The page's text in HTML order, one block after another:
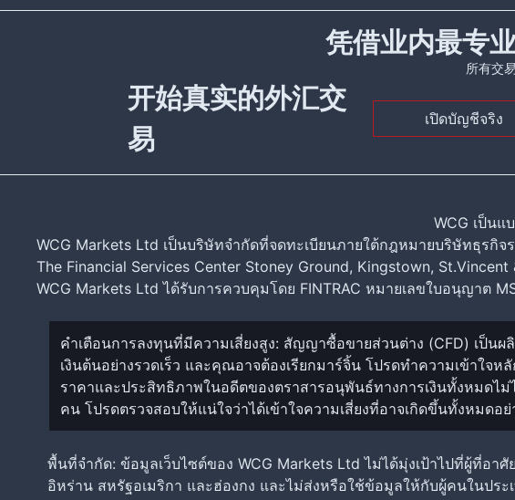
凭借业内最专
所有交
开始真实的外汇交
易
เปิดบัญชีจริง
WCG เป็น
WCG Markets Ltd เป็นบริษัทจำกัดที่จดทะเบียนภายใต้กฎหมายบริษัทธุรกิ
The Financial Services Center Stoney Ground, Kingstown, St.Vincent
WCG Markets Ltd ได้รับการควบคุมโดย FINTRAC หมายเลขใบอนุญาต
คำเตือนการลงทุนที่มีความเสี่ยงสูง: สัญญาซื้อขายส่วนต่าง (CFD) เป็
เงินต้นอย่างรวดเร็ว และคุณอาจต้องเรียกมาร์จิ้น โปรดทำความเข้าใ
ราคาและประสิทธิภาพในอดีตของตราสารอนุพันธ์ทางการเงินทั้งหมด
คน โปรดตรวจสอบให้แน่ใจว่าได้เข้าใจความเสี่ยงที่อาจเกิดขึ้นทั้งหมด
พื้นที่จำกัด: ข้อมูลเว็บไซต์ของ WCG Markets Ltd ไม่ได้มุ่งเป้าไปที่ผู้ที่อา
อิหร่าน สหรัฐอเมริกา และฮ่องกง และไม่ส่งหรือใช้ข้อมูลให้กับผู้คนในป